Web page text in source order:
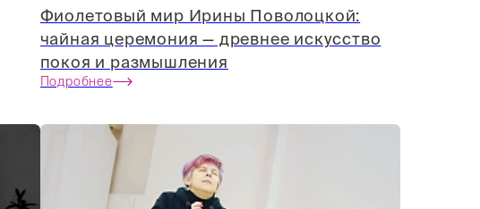
Фиолетовый мир Ирины Поволоцкой:
чайная церемония — древнее искусство
покоя и размышления
Подробнее